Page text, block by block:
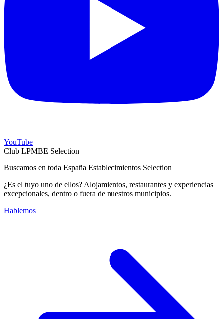
YouTube
Club LPMBE Selection
Buscamos en toda España Establecimientos Selection
¿Es el tuyo uno de ellos? Alojamientos, restaurantes y experiencias
excepcionales, dentro o fuera de nuestros municipios.
Hablemos